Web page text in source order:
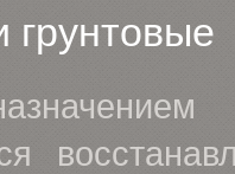
грунтовые